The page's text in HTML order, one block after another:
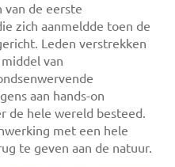
van de eerste
zich aanmeldde toen de
Leden verstrekken
van
aan hands-on
de hele wereld besteed.
met een hele
te geven aan de natuur.